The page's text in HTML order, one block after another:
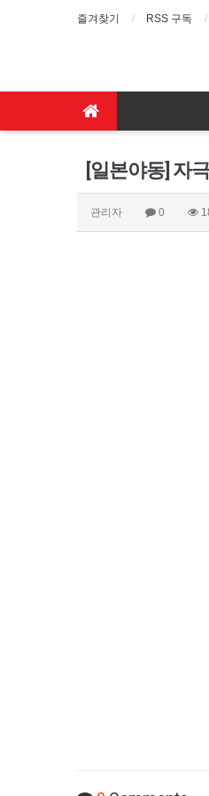
즐겨찾기 RSS 구독
[일본야동] 자
관리자 0